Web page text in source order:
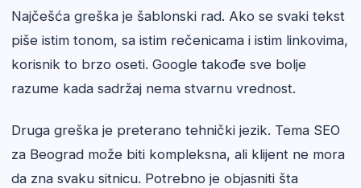
Najčešća greška je šablonski rad. Ako se svaki tekst
piše istim tonom, sa istim rečenicama i istim linkovima,
korisnik to brzo oseti. Google takođe sve bolje
razume kada sadržaj nema stvarnu vrednost.
Druga greška je preterano tehnički jezik. Tema SEO
za Beograd može biti kompleksna, ali klijent ne mora
da zna svaku sitnicu. Potrebno je objasniti šta